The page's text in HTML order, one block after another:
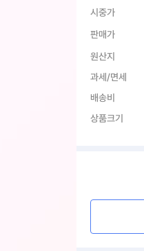
시중가
판매가
원산지
과세/면세
배송비
상품크기